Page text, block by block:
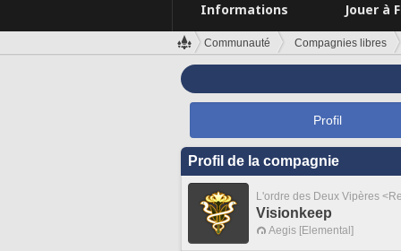
Informations Jouer à
Communauté Compagnies libres
Profil
Profil de la compagnie
L'ordre des Deux Vipères
Visionkeep
Aegis [Elemental]